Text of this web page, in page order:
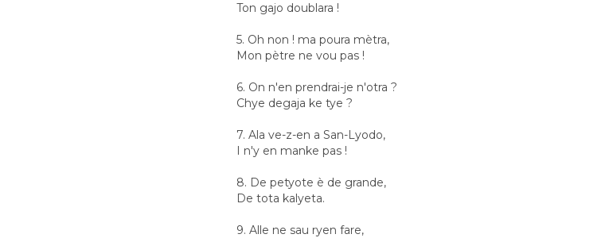
Ton gajo doublara !
5. Oh non ! ma poura mètra,
Mon pètre ne vou pas !
6. On n'en prendrai-je n'otra ?
Chye degaja ke tye ?
7. Ala ve-z-en a San-Lyodo,
I n'y en manke pas !
8. De petyote è de grande,
De tota kalyeta.
9. Alle ne sau ryen fare,